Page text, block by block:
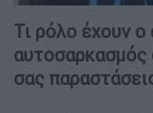
Τι ρόλο έχουν ο
αυτοσαρκασμός
σας